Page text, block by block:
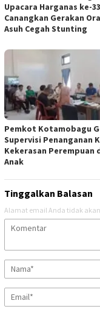
Upacara Harganas ke-
Canangkan Gerakan
Asuh Cegah Stunting
Pemkot Kotamobagu
Supervisi Penanganan
Kekerasan Perempuan
Anak
Tinggalkan Balasan
Alamat email Anda tidak